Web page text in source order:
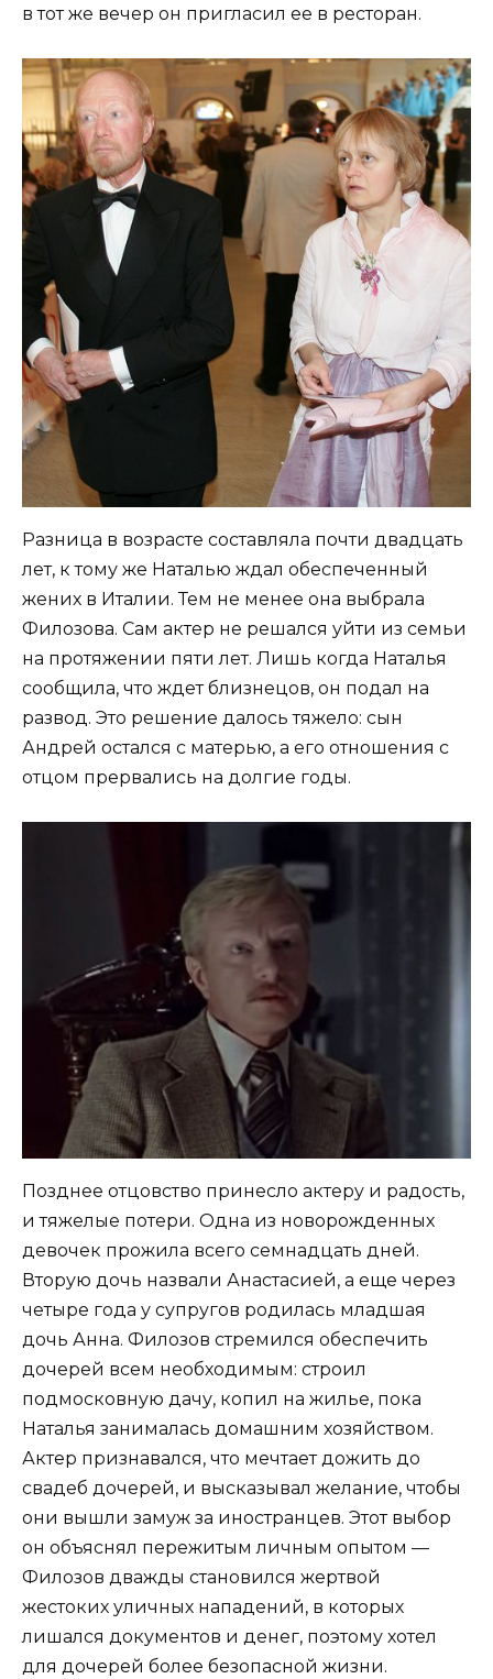
в тот же вечер он пригласил ее в ресторан.
Разница в возрасте составляла почти двадцать
лет, к тому же Наталью ждал обеспеченный
жених в Италии. Тем не менее она выбрала
Филозова. Сам актер не решался уйти из семьи
на протяжении пяти лет. Лишь когда Наталья
сообщила, что ждет близнецов, он подал на
развод. Это решение далось тяжело: сын
Андрей остался с матерью, а его отношения с
отцом прервались на долгие годы.
Позднее отцовство принесло актеру и радость,
и тяжелые потери. Одна из новорожденных
девочек прожила всего семнадцать дней.
Вторую дочь назвали Анастасией, а еще через
четыре года у супругов родилась младшая
дочь Анна. Филозов стремился обеспечить
дочерей всем необходимым: строил
подмосковную дачу, копил на жилье, пока
Наталья занималась домашним хозяйством.
Актер признавался, что мечтает дожить до
свадеб дочерей, и высказывал желание, чтобы
они вышли замуж за иностранцев. Этот выбор
он объяснял пережитым личным опытом —
Филозов дважды становился жертвой
жестоких уличных нападений, в которых
лишался документов и денег, поэтому хотел
для дочерей более безопасной жизни.